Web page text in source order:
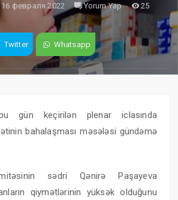
16 февраля 2022 Yorum Yap
25
Twitter Whatsapp
gün keçirilən plenar iclasında
bahalaşması məsələsi gündəmə
sədri Qənirə Paşayeva
qiymətlərinin yüksək olduğunu